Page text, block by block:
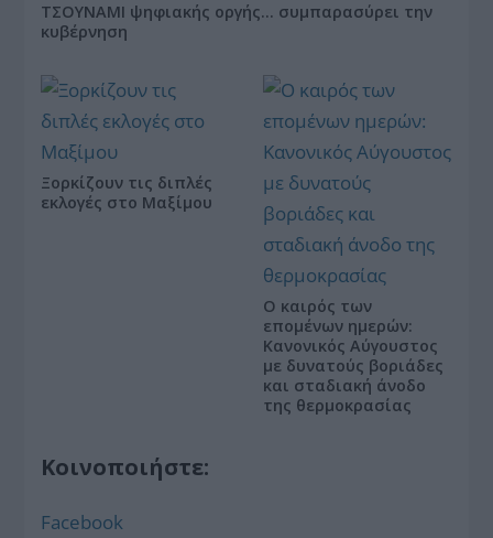
ΤΣΟΥΝΑΜΙ ψηφιακής οργής… συμπαρασύρει την
κυβέρνηση
Ξορκίζουν τις διπλές
εκλογές στο Μαξίμου
Ο καιρός των
επομένων ημερών:
Κανονικός Αύγουστος
με δυνατούς βοριάδες
και σταδιακή άνοδο
της θερμοκρασίας
Κοινοποιήστε:
Facebook